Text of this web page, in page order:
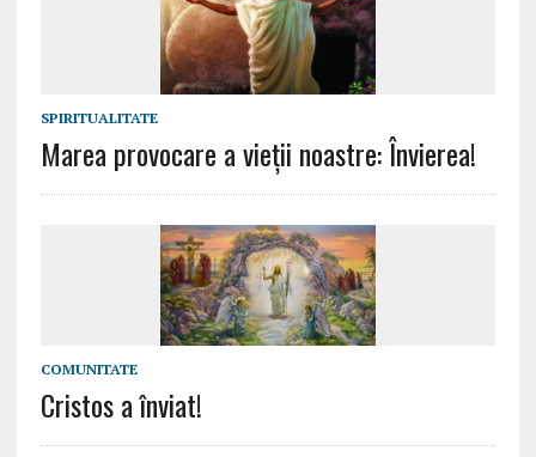
SPIRITUALITATE
Marea provocare a vieții noastre: Învierea!
COMUNITATE
Cristos a înviat!